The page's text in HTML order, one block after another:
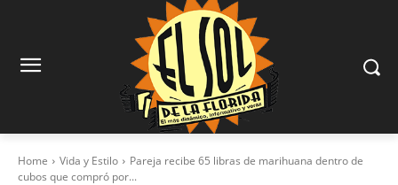
Home Vida y Estilo
Pareja recibe 65 libras de marihuana dentro de
cubos que compró por...